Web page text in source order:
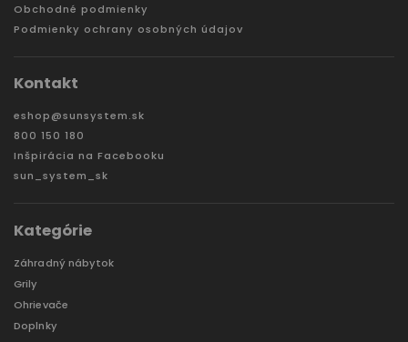
Obchodné podmienky
Podmienky ochrany osobných údajov
Kontakt
eshop@sunsystem.sk
800 150 180
Inšpirácia na Facebooku
sun_system_sk
Kategórie
Záhradný nábytok
Grily
Ohrievače
Doplnky